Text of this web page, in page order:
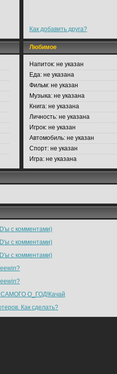
Как добавить друга?
Любимое
Напиток: не указан
Еда: не указана
Фильм: не указан
Музыка: не указана
Книга: не указана
Личность: не указана
Игрок: не указан
Автомобиль: не указан
Спорт: не указан
Игра: не указана
с комментами)
с комментами)
с комментами)
САМОГО О_ГОД!Качай
Как сделать?